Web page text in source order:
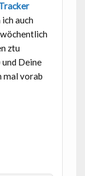
auch
ztu
Deine
mal vorab